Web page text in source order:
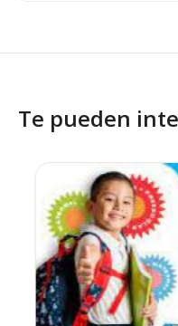
Te pueden